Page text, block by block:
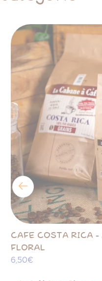
CAFE COSTA RICA -
FLORAL
6,50 €